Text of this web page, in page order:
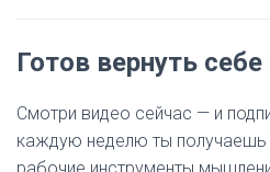
Готов вернуть себе
Смотри видео сейчас — и
каждую неделю ты получаешь